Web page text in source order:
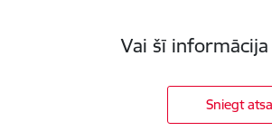
Vai šī
Sniegt